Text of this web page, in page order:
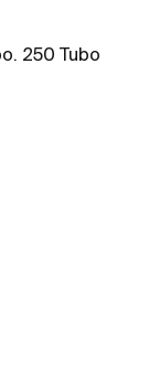
250 Tubo